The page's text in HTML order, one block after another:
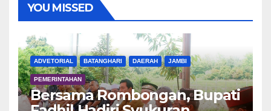
YOU MISSED
ADVETORIAL BATANGHARI DAERAH JAMBI
PEMERINTAHAN
Bersama Rombongan, Bupati